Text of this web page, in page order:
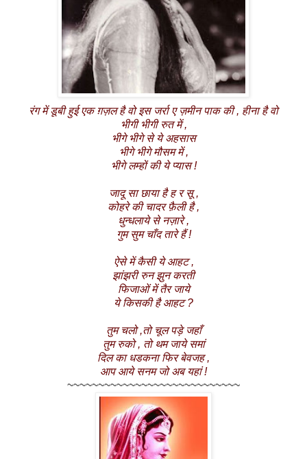
रंग में डूबी हुई एक ग़ज़ल है वो इस जर्रा ए ज़मीन पाक की , हीना है वो
भीगी भीगी रुत में ,
भीगे भीगे से ये अहसास
भीगे भीगे मौसम में ,
भीगे लम्हों की ये प्यास !
जादू सा छाया है ह र सू ,
कोहरे की चादर फ़ैली है ,
धुन्धलाये से नज़ारे ,
गुम सुम चाँद तारे हैं !
ऐसे में कैसी ये आहट ,
झांझरी रुन झुन करती
फिजाओं में तैर जाये
ये किसकी है आहट ?
तुम चलो ,तो चूल पड़े जहाँ
तुम रुको , तो थम जाये समां
दिल का धडकना फिर बेवजह ,
आप आये सनम जो अब यहां !
~~~~~~~~~~~~~~~~~~~~~~~~~~~~